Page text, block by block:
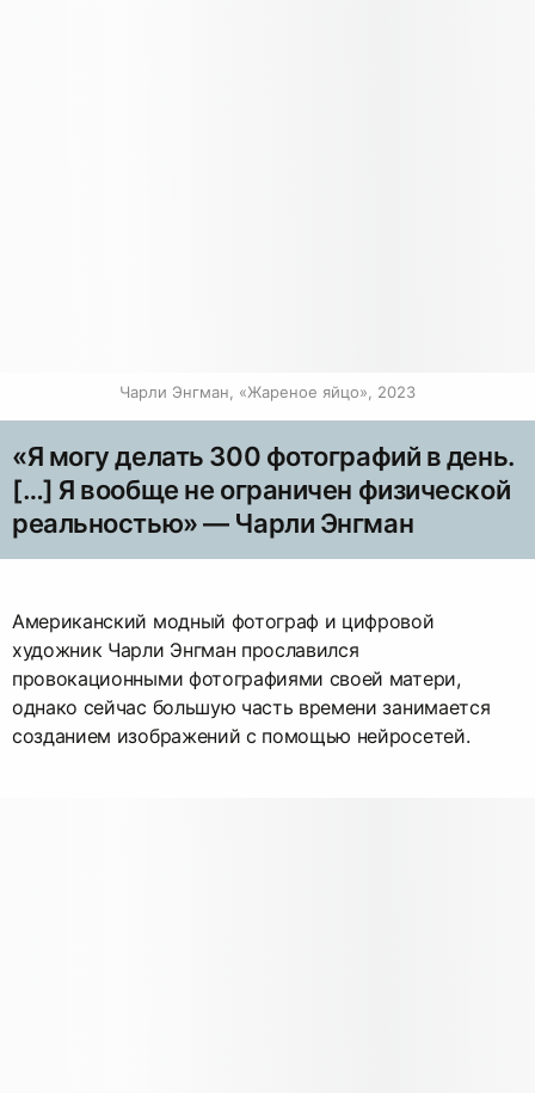
Чарли Энгман, «Жареное яйцо», 2023
«Я могу делать 300 фотографий в день.
[…] Я вообще не ограничен физической
реальностью» — Чарли Энгман
Американский модный фотограф и цифровой
художник Чарли Энгман прославился
провокационными фотографиями своей матери,
однако сейчас большую часть времени занимается
созданием изображений с помощью нейросетей.